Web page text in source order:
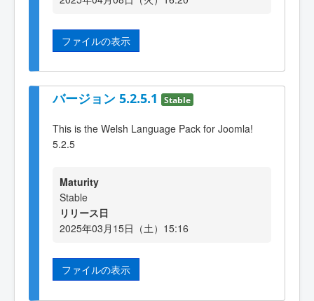
ファイルの表示
バージョン 5.2.5.1 Stable
This is the Welsh Language Pack for Joomla!
5.2.5
Maturity
Stable
リリース日
2025年03月15日（土）15:16
ファイルの表示